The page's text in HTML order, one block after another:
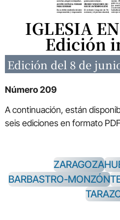
IGLESIA
Edición
Edición del 8 de
Número 209
A continuación, están
seis ediciones en formato
ZARAGOZA
BARBASTRO-MONZÓN